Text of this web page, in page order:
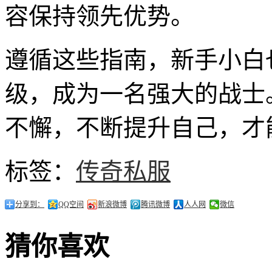
容保持领先优势。
遵循这些指南，新手小
级，成为一名强大的战
不懈，不断提升自己，
标签： 传奇私服
分享到： QQ空间 新浪微博 腾讯微博 人人网 微信
猜你喜欢